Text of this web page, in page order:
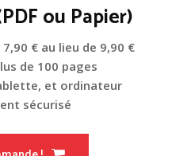
ou Papier)
€ au lieu de 9,90 €
de 100 pages
et ordinateur
sécurisé